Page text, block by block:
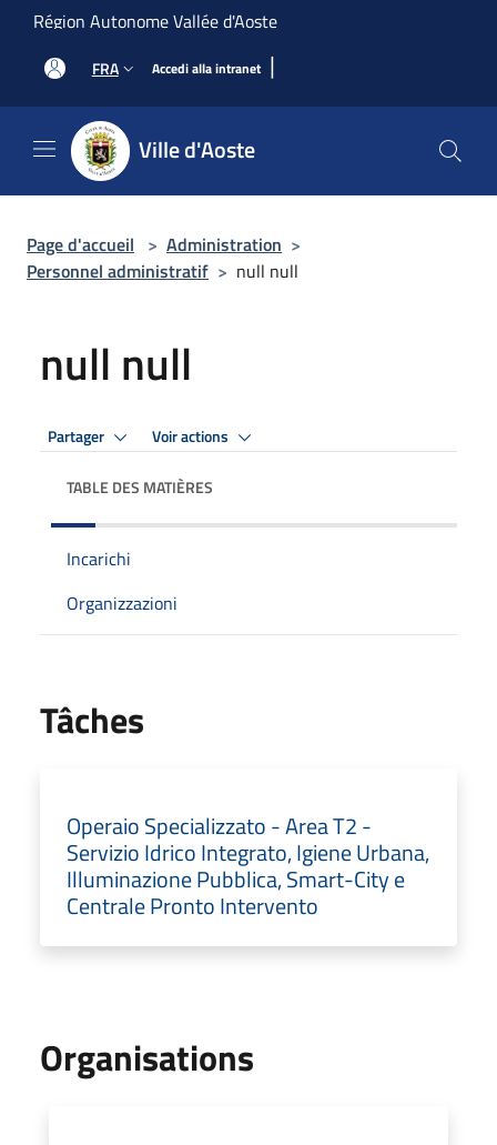
Salta al contenuto principale
Région Autonome Vallée d'Aoste
FRA Accedi alla intranet |
Ville d'Aoste
Page d'accueil > Administration >
Personnel administratif > null null
null null
Partager Voir actions
TABLE DES MATIÈRES
Incarichi
Organizzazioni
Tâches
Operaio Specializzato - Area T2 -
Servizio Idrico Integrato, Igiene Urbana,
Illuminazione Pubblica, Smart-City e
Centrale Pronto Intervento
Organisations